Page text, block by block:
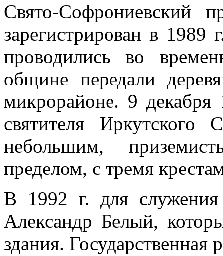
Свято-Софрониевский
зарегистрирован в 1989
проводились во
общине передали
микрорайоне. 9 декабря
святителя
небольшим,
пределом, с тремя
В 1992 г. для
Александр Белый,
здания. Государственная